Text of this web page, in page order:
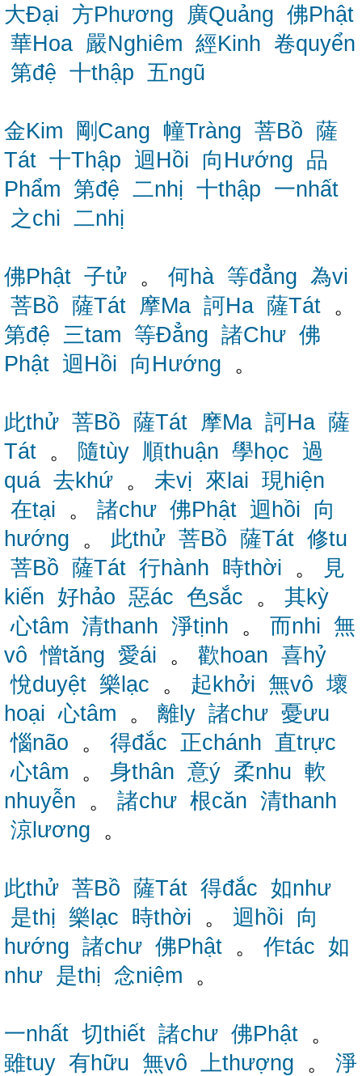
大Đại 方Phương 廣Quảng 佛Phật
華Hoa 嚴Nghiêm 經Kinh 卷quyển
第đệ 十thập 五ngũ
金Kim 剛Cang 幢Tràng 菩Bồ 薩
Tát 十Thập 迴Hồi 向Hướng 品
Phẩm 第đệ 二nhị 十thập 一nhất
之chi 二nhị
佛Phật 子tử 。 何hà 等đẳng 為vi
菩Bồ 薩Tát 摩Ma 訶Ha 薩Tát 。
第đệ 三tam 等Đẳng 諸Chư 佛
Phật 迴Hồi 向Hướng 。
此thử 菩Bồ 薩Tát 摩Ma 訶Ha 薩
Tát 。 隨tùy 順thuận 學học 過
quá 去khứ 。 未vị 來lai 現hiện
在tại 。 諸chư 佛Phật 迴hồi
向
hướng 。 此thử 菩Bồ 薩Tát 修tu
菩Bồ 薩Tát 行hành 時thời 。
見
kiến 好hảo 惡ác 色sắc 。 其kỳ
心tâm 清thanh 淨tịnh 。 而nhi 無
vô 憎tăng 愛ái 。 歡hoan 喜hỷ
悅duyệt 樂lạc 。 起khởi 無vô 壞
hoại 心tâm 。 離ly 諸chư 憂ưu
惱não 。 得đắc 正chánh 直trực
心tâm 。 身thân 意ý 柔nhu 軟
nhuyễn 。 諸chư 根căn 清thanh
涼lương 。
此thử 菩Bồ 薩Tát 得đắc 如như
是thị 樂lạc 時thời 。 迴hồi
向
hướng 諸chư 佛Phật 。 作tác 如
như 是thị 念niệm 。
一nhất 切thiết 諸chư 佛Phật 。
雖tuy 有hữu 無vô 上thượng 。 淨